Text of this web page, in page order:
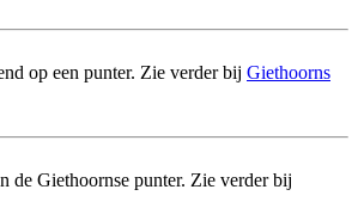
op een punter. Zie verder bij Giethoorns
de Giethoornse punter. Zie verder bij